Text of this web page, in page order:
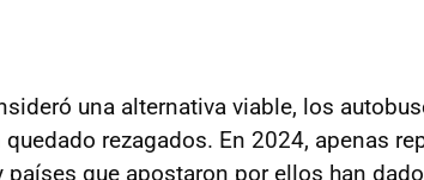
una alternativa viable, los
rezagados. En 2024, apenas
países que apostaron por ellos han